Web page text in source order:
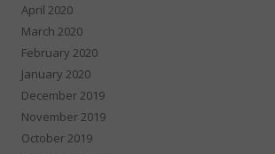
April 2020
March 2020
February 2020
January 2020
December 2019
November 2019
October 2019